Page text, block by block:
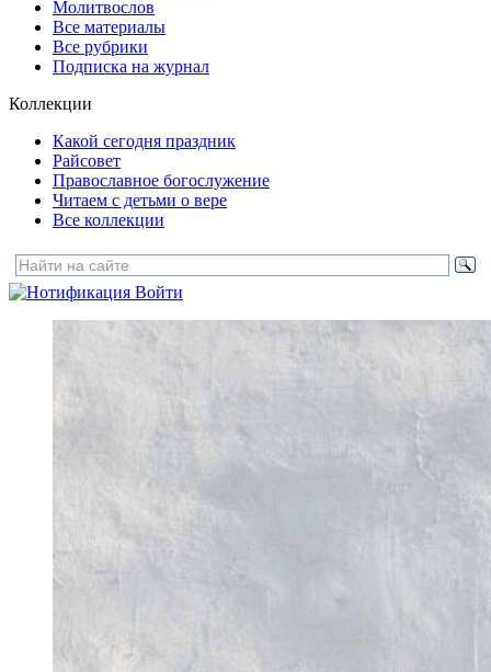
Молитвослов
Все материалы
Все рубрики
Подписка на журнал
Коллекции
Какой сегодня праздник
Райсовет
Православное богослужение
Читаем с детьми о вере
Все коллекции
Войти